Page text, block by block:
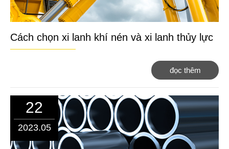
Cách chọn xi lanh khí nén và xi lanh thủy lực
đọc thêm
22
2023.05